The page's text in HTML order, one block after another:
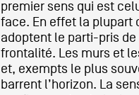
premier sens qui est
face. En effet la plupart
adoptent le parti-pris
frontalité. Les murs et
et, exempts le plus
barrent l’horizon. La